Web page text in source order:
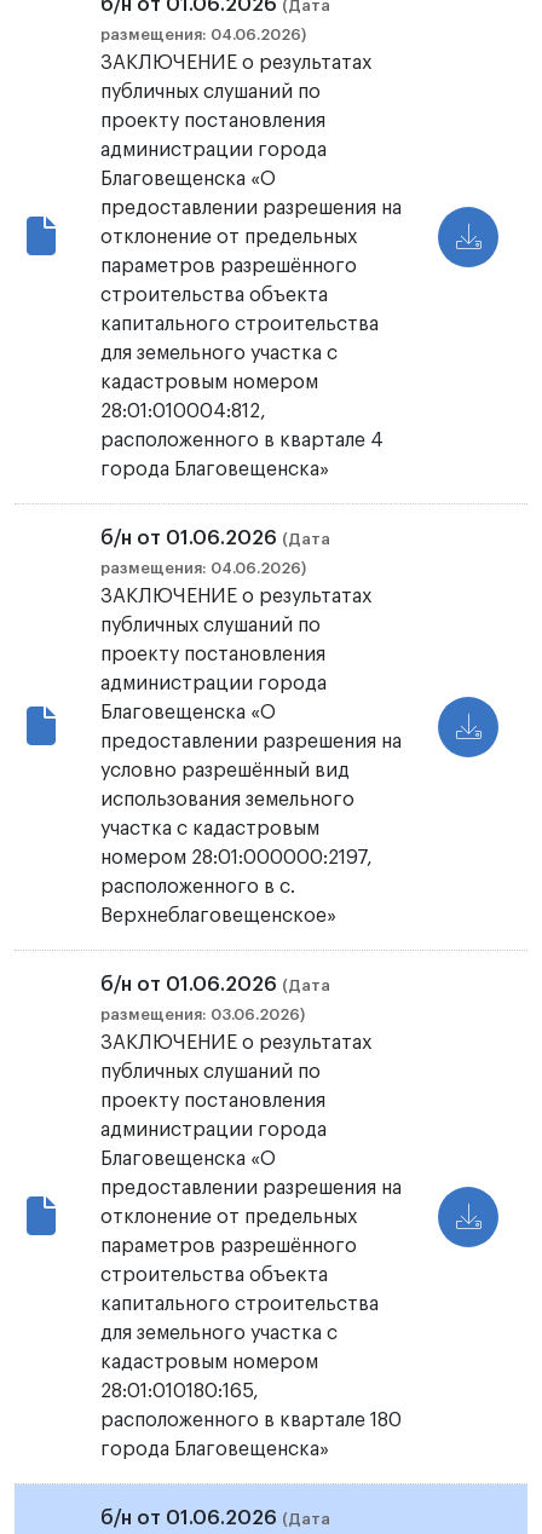
б/н от 01.06.2026 (Дата
размещения: 04.06.2026)
ЗАКЛЮЧЕНИЕ о результатах
публичных слушаний по
проекту постановления
администрации города
Благовещенска «О
предоставлении разрешения на
отклонение от предельных
параметров разрешённого
строительства объекта
капитального строительства
для земельного участка с
кадастровым номером
28:01:010004:812,
расположенного в квартале 4
города Благовещенска»
б/н от 01.06.2026 (Дата
размещения: 04.06.2026)
ЗАКЛЮЧЕНИЕ о результатах
публичных слушаний по
проекту постановления
администрации города
Благовещенска «О
предоставлении разрешения на
условно разрешённый вид
использования земельного
участка с кадастровым
номером 28:01:000000:2197,
расположенного в с.
Верхнеблаговещенское»
б/н от 01.06.2026 (Дата
размещения: 03.06.2026)
ЗАКЛЮЧЕНИЕ о результатах
публичных слушаний по
проекту постановления
администрации города
Благовещенска «О
предоставлении разрешения на
отклонение от предельных
параметров разрешённого
строительства объекта
капитального строительства
для земельного участка с
кадастровым номером
28:01:010180:165,
расположенного в квартале 180
города Благовещенска»
б/н от 01.06.2026 (Дата